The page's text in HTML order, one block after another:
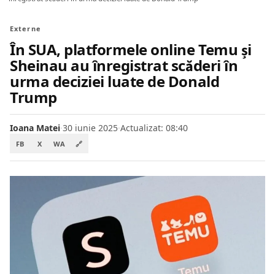
Externe
În SUA, platformele online Temu și
Sheinau au înregistrat scăderi în
urma deciziei luate de Donald
Trump
Ioana Matei·30 iunie 2025·Actualizat: 08:40
FB X WA 🔗